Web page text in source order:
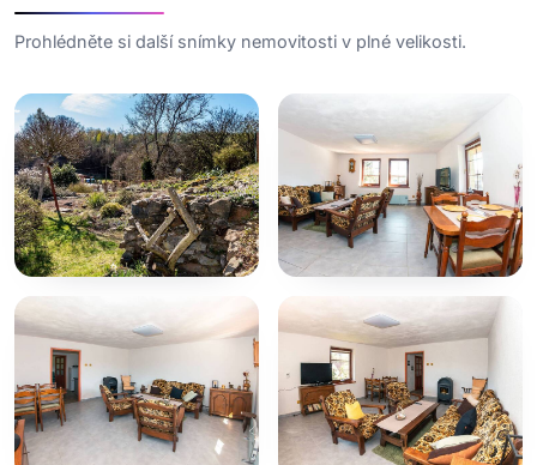
Prohlédněte si další snímky nemovitosti v plné velikosti.